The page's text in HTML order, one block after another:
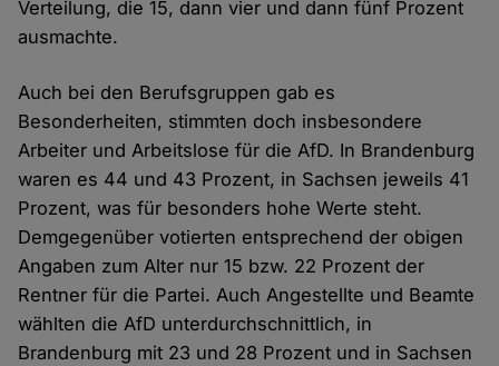
Verteilung, die 15, dann vier und dann fünf Prozent
ausmachte.
Auch bei den Berufsgruppen gab es
Besonderheiten, stimmten doch insbesondere
Arbeiter und Arbeitslose für die AfD. In Brandenburg
waren es 44 und 43 Prozent, in Sachsen jeweils 41
Prozent, was für besonders hohe Werte steht.
Demgegenüber votierten entsprechend der obigen
Angaben zum Alter nur 15 bzw. 22 Prozent der
Rentner für die Partei. Auch Angestellte und Beamte
wählten die AfD unterdurchschnittlich, in
Brandenburg mit 23 und 28 Prozent und in Sachsen